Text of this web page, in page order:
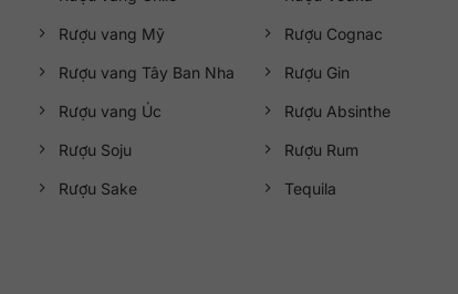
Rượu vang Mỹ
Rượu vang Tây Ban Nha
Rượu vang Úc
Rượu Soju
Rượu Sake
Rượu Cognac
Rượu Gin
Rượu Absinthe
Rượu Rum
Tequila